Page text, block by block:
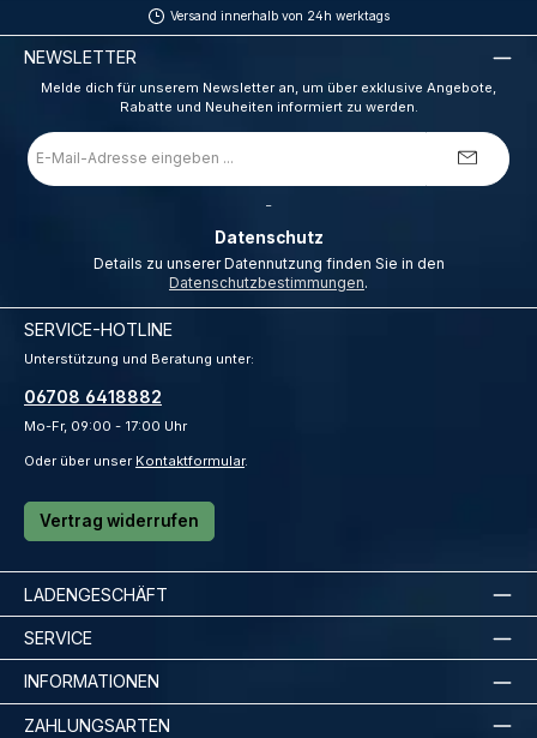
Versand innerhalb von 24h werktags
NEWSLETTER
Melde dich für unserem Newsletter an, um über exklusive Angebote,
Rabatte und Neuheiten informiert zu werden.
E-
Mail-
Adresse
Datenschutz
Datenschutzbestimmungen.
SERVICE-HOTLINE
Unterstützung und Beratung unter:
06708 6418882
Mo-Fr, 09:00 - 17:00 Uhr
Oder über unser Kontaktformular.
Vertrag widerrufen
LADENGESCHÄFT
SERVICE
INFORMATIONEN
ZAHLUNGSARTEN